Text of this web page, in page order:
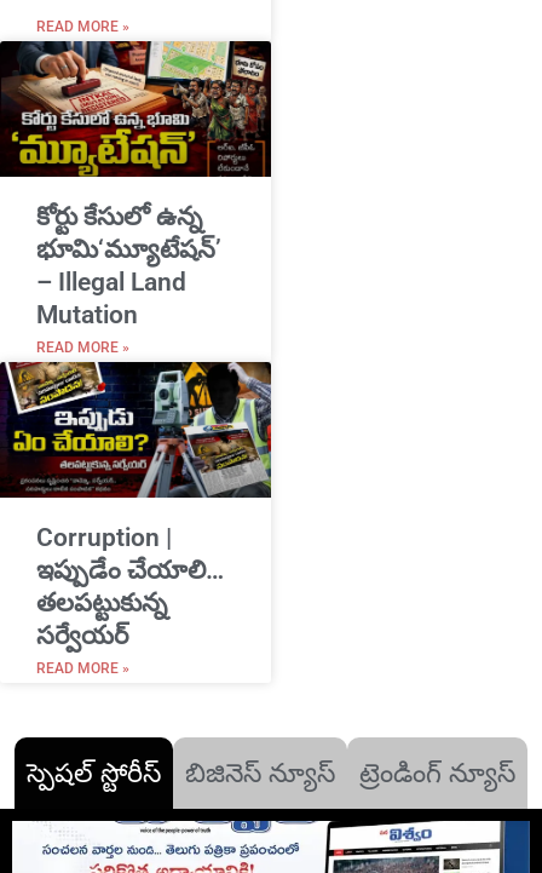
READ MORE »
​కోర్టు కేసులో ఉన్న
భూమి‘మ్యూటేషన్’
– Illegal Land
Mutation
READ MORE »
Corruption |
ఇప్పుడేం చేయాలి…
తలపట్టుకున్న
సర్వేయర్
READ MORE »
స్పెషల్ స్టోరీస్ బిజినెస్ న్యూస్ ట్రెండింగ్ న్యూస్